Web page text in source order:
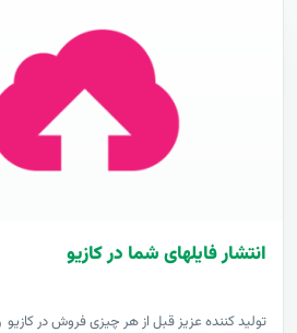
انتشار فایلهای شما در کازیو
توليد کننده عزيز قبل از هر چیزی فروش در کازیو